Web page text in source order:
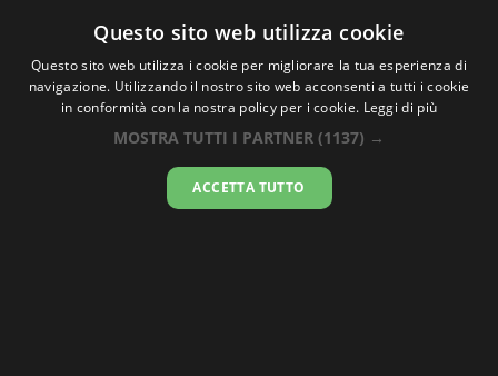
Oraesatta.co
Ora EsattaBonthe
05:55:33
Questo sito web utilizza cookie
Questo sito web utilizza i cookie per migliorare la tua esperienza di
navigazione. Utilizzando il nostro sito web acconsenti a tutti i cookie
in conformità con la nostra policy per i cookie. Leggi di più
MOSTRA TUTTI I PARTNER (1137) →
ACCETTA TUTTO